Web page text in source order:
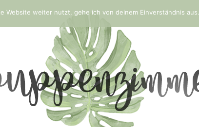
Website weiter nutzt, gehe ich von deinem Einverständnis aus.